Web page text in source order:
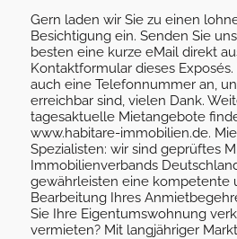
Gern laden wir Sie zu einen
Besichtigung ein. Senden Sie
besten eine kurze eMail direkt
Kontaktformular dieses
auch eine Telefonnummer an,
erreichbar sind, vielen Dank.
tagesaktuelle Mietangebote
www.habitare-immobilien.de.
Spezialisten: wir sind geprüftes
Immobilienverbands
gewährleisten eine kompetente
Bearbeitung Ihres
Sie Ihre Eigentumswohnung
vermieten? Mit langjähriger